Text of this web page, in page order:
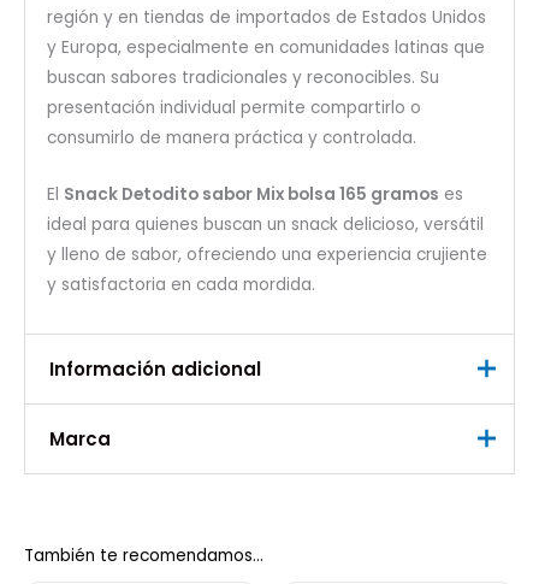
región y en tiendas de importados de Estados Unidos
y Europa, especialmente en comunidades latinas que
buscan sabores tradicionales y reconocibles. Su
presentación individual permite compartirlo o
consumirlo de manera práctica y controlada.
El Snack Detodito sabor Mix bolsa 165 gramos es
ideal para quienes buscan un snack delicioso, versátil
y lleno de sabor, ofreciendo una experiencia crujiente
y satisfactoria en cada mordida.
Información adicional
Peso
Marca
DeTodito
También te recomendamos…